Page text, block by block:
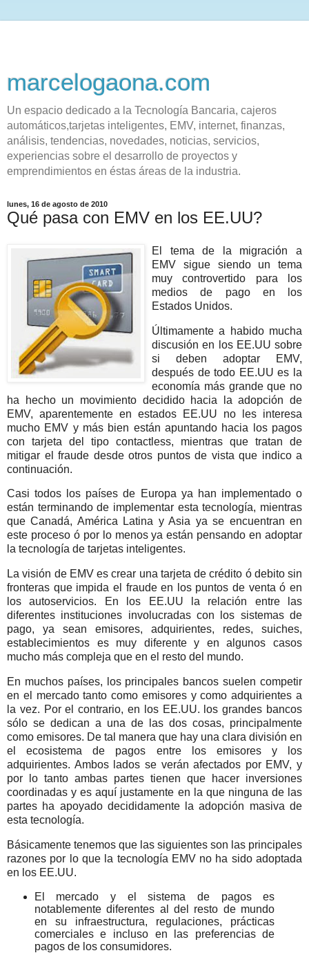
marcelogaona.com
Un espacio dedicado a la Tecnología Bancaria, cajeros
automáticos,tarjetas inteligentes, EMV, internet, finanzas,
análisis, tendencias, novedades, noticias, servicios,
experiencias sobre el desarrollo de proyectos y
emprendimientos en éstas áreas de la industria.
lunes, 16 de agosto de 2010
Qué pasa con EMV en los EE.UU?
El tema de la migración a
EMV sigue siendo un tema
muy controvertido para los
medios de pago en los
Estados Unidos.
Últimamente a habido mucha
discusión en los EE.UU sobre
si deben adoptar EMV,
después de todo EE.UU es la
economía más grande que no
ha hecho un movimiento decidido hacia la adopción de
EMV, aparentemente en estados EE.UU no les interesa
mucho EMV y más bien están apuntando hacia los pagos
con tarjeta del tipo contactless, mientras que tratan de
mitigar el fraude desde otros puntos de vista que indico a
continuación.
Casi todos los países de Europa ya han implementado o
están terminando de implementar esta tecnología, mientras
que Canadá, América Latina y Asia ya se encuentran en
este proceso ó por lo menos ya están pensando en adoptar
la tecnología de tarjetas inteligentes.
La visión de EMV es crear una tarjeta de crédito ó debito sin
fronteras que impida el fraude en los puntos de venta ó en
los autoservicios. En los EE.UU la relación entre las
diferentes instituciones involucradas con los sistemas de
pago, ya sean emisores, adquirientes, redes, suiches,
establecimientos es muy diferente y en algunos casos
mucho más compleja que en el resto del mundo.
En muchos países, los principales bancos suelen competir
en el mercado tanto como emisores y como adquirientes a
la vez. Por el contrario, en los EE.UU. los grandes bancos
sólo se dedican a una de las dos cosas, principalmente
como emisores. De tal manera que hay una clara división en
el ecosistema de pagos entre los emisores y los
adquirientes. Ambos lados se verán afectados por EMV, y
por lo tanto ambas partes tienen que hacer inversiones
coordinadas y es aquí justamente en la que ninguna de las
partes ha apoyado decididamente la adopción masiva de
esta tecnología.
Básicamente tenemos que las siguientes son las principales
razones por lo que la tecnología EMV no ha sido adoptada
en los EE.UU.
El mercado y el sistema de pagos es
notablemente diferentes al del resto de mundo
en su infraestructura, regulaciones, prácticas
comerciales e incluso en las preferencias de
pagos de los consumidores.